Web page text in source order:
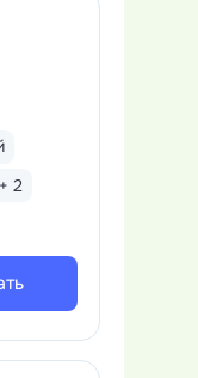
+ 2